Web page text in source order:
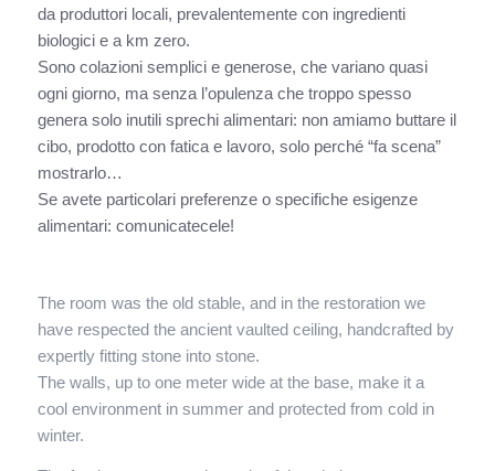
da produttori locali, prevalentemente con ingredienti
biologici e a km zero.
Sono colazioni semplici e generose, che variano quasi
ogni giorno, ma senza l’opulenza che troppo spesso
genera solo inutili sprechi alimentari: non amiamo buttare il
cibo, prodotto con fatica e lavoro, solo perché “fa scena”
mostrarlo…
Se avete particolari preferenze o specifiche esigenze
alimentari: comunicatecele!
The room was the old stable, and in the restoration we
have respected the ancient vaulted ceiling, handcrafted by
expertly fitting stone into stone.
The walls, up to one meter wide at the base, make it a
cool environment in summer and protected from cold in
winter.